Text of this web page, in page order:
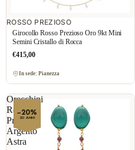
ROSSO PREZIOSO
Girocollo Rosso Prezioso Oro 9kt Mini
Semini Cristallo di Rocca
€415,00
In sede: Pianezza
Orecchini
Rosso
Prezioso
Argento
Astra
−20%
20 ANNI